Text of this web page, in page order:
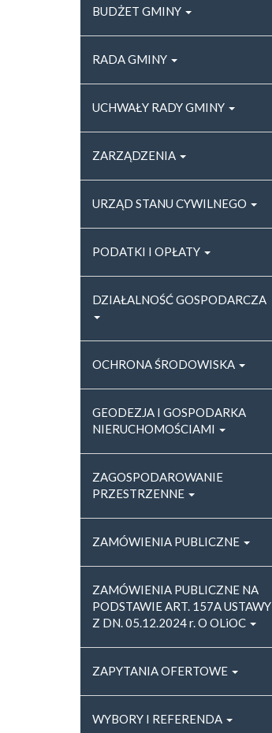
BUDŻET GMINY
RADA GMINY
UCHWAŁY RADY GMINY
ZARZĄDZENIA
URZĄD STANU CYWILNEGO
PODATKI I OPŁATY
DZIAŁALNOŚĆ GOSPODARCZA
OCHRONA ŚRODOWISKA
GEODEZJA I GOSPODARKA
NIERUCHOMOŚCIAMI
ZAGOSPODAROWANIE
PRZESTRZENNE
ZAMÓWIENIA PUBLICZNE
ZAMÓWIENIA PUBLICZNE NA
PODSTAWIE ART. 157A USTAWY
Z DN. 05.12.2024 r. O OLiOC
ZAPYTANIA OFERTOWE
WYBORY I REFERENDA